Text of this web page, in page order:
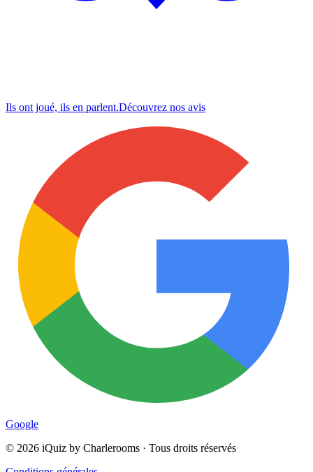
Ils ont joué, ils en parlent.Découvrez nos avis
Google
© 2026 iQuiz by Charlerooms · Tous droits réservés